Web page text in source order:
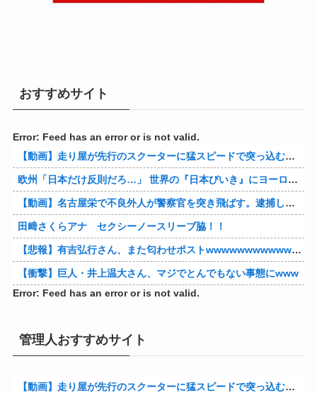
おすすめサイト
Error: Feed has an error or is not valid.
【動画】走り屋が先行のスクーターに猛スピードで突っ込む事故。
欧州「日本だけ反則だろ…」 世界の『日本びいき』にヨーロッパ全土から不満の声
【動画】名古屋栄で不良外人が警察官を突き飛ばす。逮捕しろやｗｗｗ
田﨑さくらアナ セクシーノースリーブ脇！！
【悲報】有吉弘行さん、また匂わせポストwwwwwwwwwwwwwwww
【衝撃】巨人・井上温大さん、マジでとんでもない事態にwww
Error: Feed has an error or is not valid.
管理人おすすめサイト
【動画】走り屋が先行のスクーターに猛スピードで突っ込む事故。